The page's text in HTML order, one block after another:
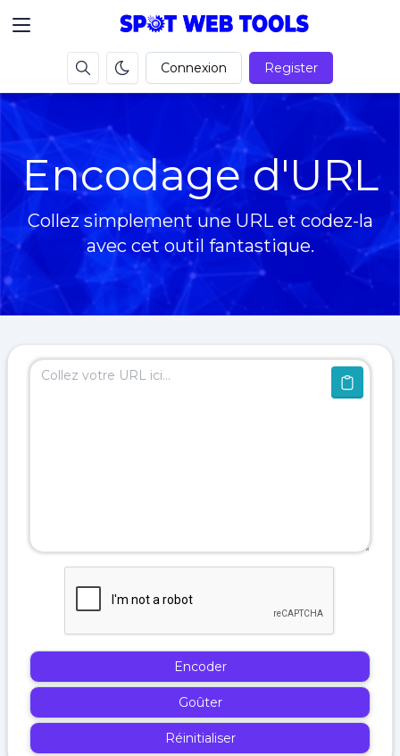
Connexion Register
Encodage d'URL
Collez simplement une URL et codez-la
avec cet outil fantastique.
Encoder
Goûter
Réinitialiser